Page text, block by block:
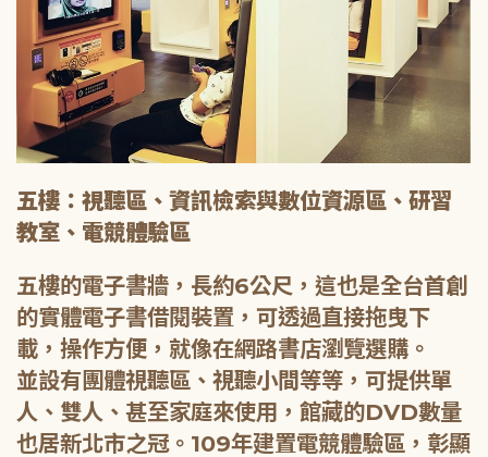
五樓：視聽區、資訊檢索與數位資源區、研習
教室、電競體驗區
五樓的電子書牆，長約6公尺，這也是全台首創
的實體電子書借閱裝置，可透過直接拖曳下
載，操作方便，就像在網路書店瀏覽選購。
並設有團體視聽區、視聽小間等等，可提供單
人、雙人、甚至家庭來使用，館藏的DVD數量
也居新北市之冠。109年建置電競體驗區，彰顯